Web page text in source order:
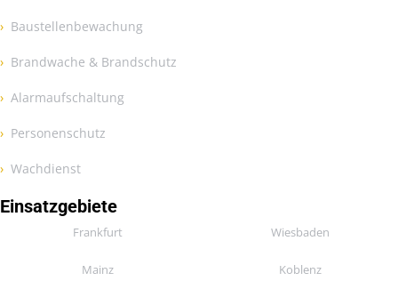
Baustellenbewachung
Brandwache & Brandschutz
Alarmaufschaltung
Personenschutz
Wachdienst
Einsatzgebiete
Frankfurt Wiesbaden
Mainz Koblenz